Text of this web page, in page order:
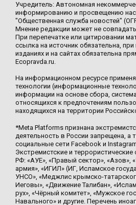
Учредитель: Автономная
информированию и просвещению
"Общественная служба новостей"
Мнение редакции может не
При перепечатке или цитировании
ссылка на источник обязательна,
изданиях и на сайтах обязательна
Ecopravda.ru.
На информационном ресурсе
технологии (информационные
информации на основе сбора,
относящихся к предпочтениям
находящихся на территории
*Meta Platforms признана
деятельность в России запрещена, а
социальные сети Facebook и
Экстремистские и
РФ: «АУЕ», «Правый сектор», «Азов»,
армия», «ИГИЛ» (ИГ, Исламское
УНСО», «Меджлис крымско-
Иеговы», «Движение Талибан»,
рух», «Чёрный комитет», «Мужское
Навального» и другие. Перечень